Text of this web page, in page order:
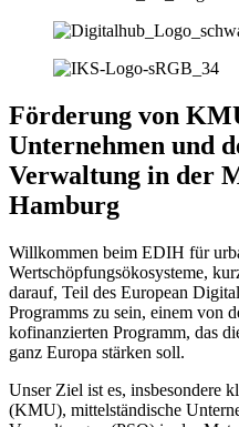
Förderung von
Unternehmen und
Verwaltung in der
Hamburg
Willkommen beim EDIH für
Wertschöpfungsökosysteme,
darauf, Teil des European
Programms zu sein, einem von
kofinanzierten Programm, das
ganz Europa stärken soll.
Unser Ziel ist es, insbesondere
(KMU), mittelständische